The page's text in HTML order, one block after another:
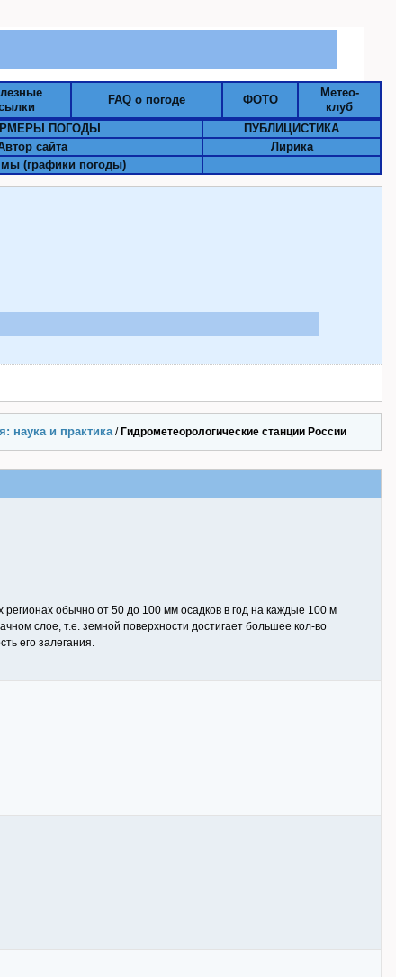
FAQ о погоде ФОТО
Метео-
клуб
ПОГОДЫ
ПУБЛИЦИСТИКА
сайта
Лирика
(графики погоды)
наука и практика/ Гидрометеорологические станции России
обычно от 50 до 100 мм осадков в год на каждые 100 м
слое, т.е. земной поверхности достигает большее кол-во
его залегания.